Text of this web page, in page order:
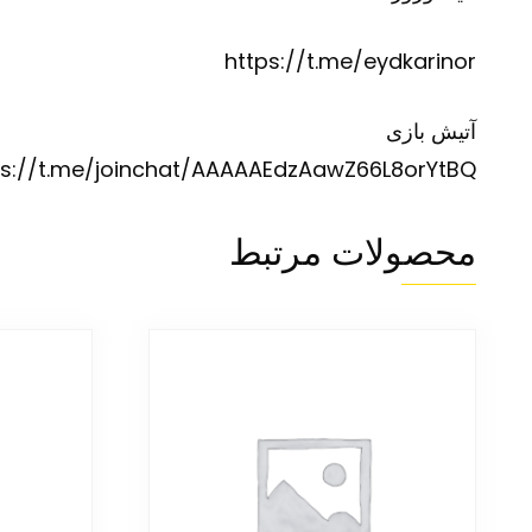
https://t.me/eydkarinor
آتیش بازی
t.me/joinchat/AAAAAEdzAawZ66L8orYtBQ
محصولات مرتبط